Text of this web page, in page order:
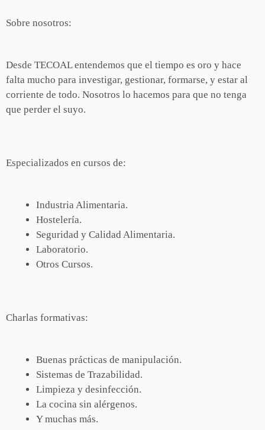
Sobre nosotros:
Desde TECOAL entendemos que el tiempo es oro y hace
falta mucho para investigar, gestionar, formarse, y estar al
corriente de todo. Nosotros lo hacemos para que no tenga
que perder el suyo.
Especializados en cursos de:
Industria Alimentaria.
Hostelería.
Seguridad y Calidad Alimentaria.
Laboratorio.
Otros Cursos.
Charlas formativas:
Buenas prácticas de manipulación.
Sistemas de Trazabilidad.
Limpieza y desinfección.
La cocina sin alérgenos.
Y muchas más.